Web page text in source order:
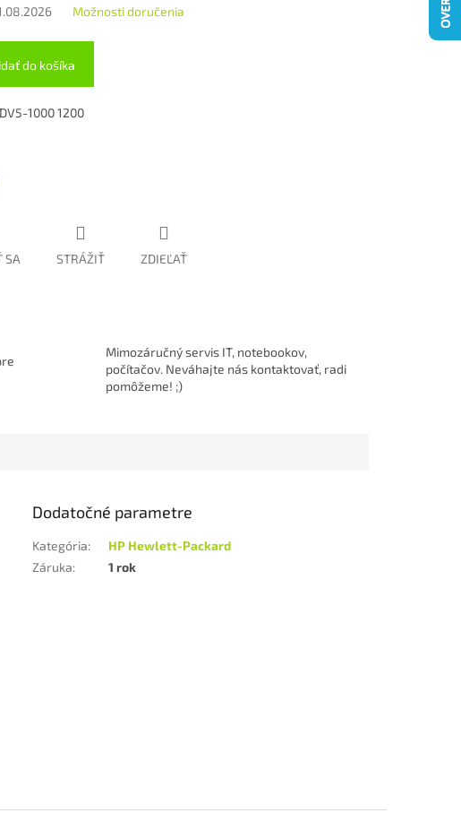
Možnosti doručenia
do košíka
1000 1200
SA STRÁŽIŤ ZDIEĽAŤ
Mimozáručný servis IT, notebookov,
počítačov. Neváhajte nás kontaktovať, radi
pomôžeme! ;)
Dodatočné parametre
Kategória:
HP Hewlett-Packard
Záruka: 1 rok